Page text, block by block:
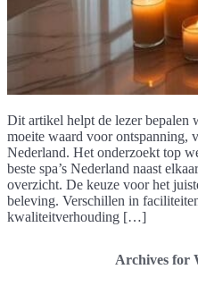
Dit artikel helpt de lezer bepalen
moeite waard voor ontspanning,
Nederland. Het onderzoekt top
beste spa’s Nederland naast
overzicht. De keuze voor het
beleving. Verschillen in
kwaliteitverhouding […]
Archives for